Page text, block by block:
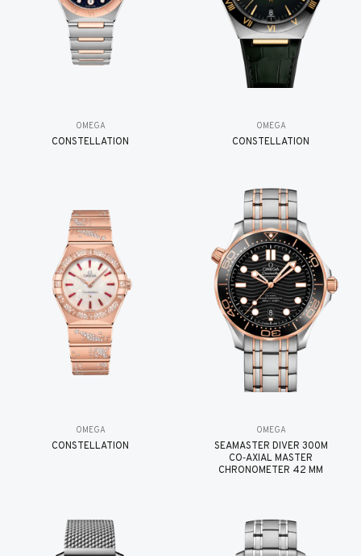
OMEGA
CONSTELLATION
OMEGA
CONSTELLATION
OMEGA
CONSTELLATION
OMEGA
SEAMASTER DIVER 300M
CO‑AXIAL MASTER
CHRONOMETER 42 MM